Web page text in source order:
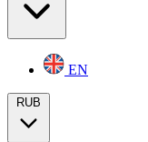
EN
RUB